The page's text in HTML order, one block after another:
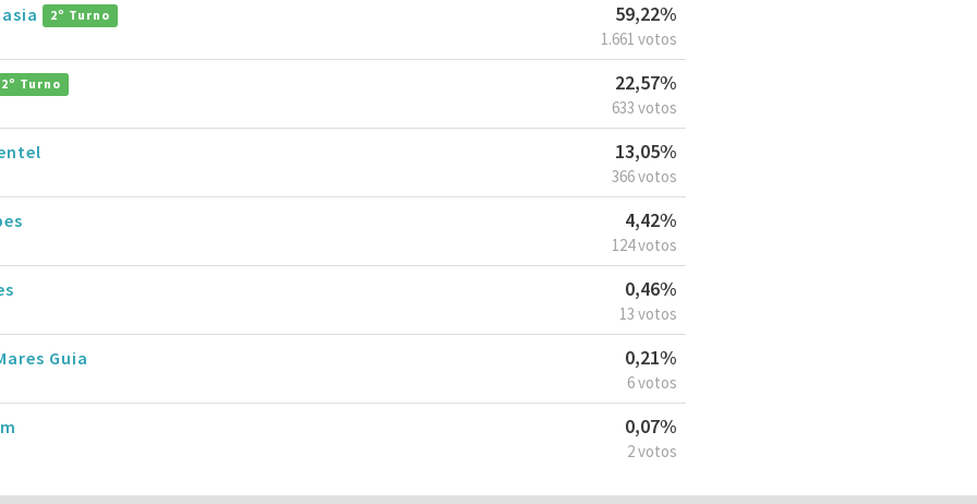
2º Turno 59,22%
1.661 votos
2º Turno 22,57%
633 votos
13,05%
366 votos
4,42%
124 votos
0,46%
13 votos
Guia 0,21%
6 votos
0,07%
2 votos